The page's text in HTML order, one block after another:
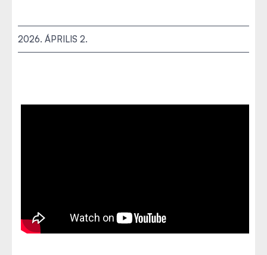
2026. ÁPRILIS 2.